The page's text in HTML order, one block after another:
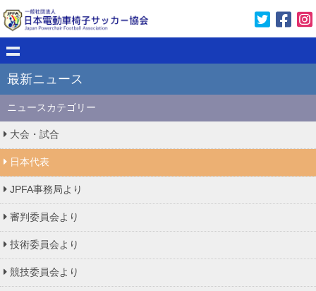
最新ニュース
ニュースカテゴリー
大会・試合
日本代表
JPFA事務局より
審判委員会より
技術委員会より
競技委員会より